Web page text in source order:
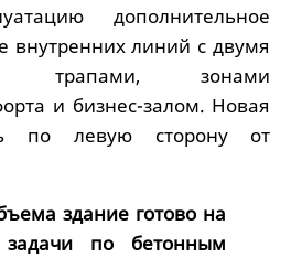
дополнительное
внутренних линий с двумя
трапами, зонами
и бизнес-залом. Новая
по левую сторону от
здание готово на
по бетонным